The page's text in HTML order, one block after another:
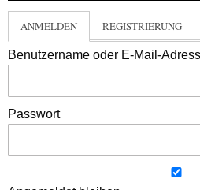
ANMELDEN REGISTRIERUNG
Benutzername oder E-Mail-
Passwort